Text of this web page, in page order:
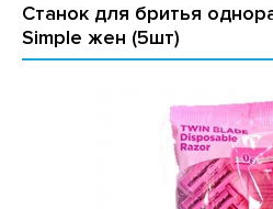
ВАФЕЛЬНЫЕ ТОРТЫ
ПИТЬЕВАЯ, МИНЕРАЛЬНАЯ
ПАСТИЛА, МАРМЕЛАД
ТУАЛЕТНАЯ
И ВАТНО-
ТОВАРЫ
Станок для бритья
Simple жен (5шт)